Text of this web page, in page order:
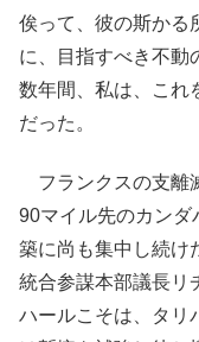
俟って、彼の斯かる
に、目指すべき不動
数年間、私は、これ
だった。
フランクスの支離
90マイル先のカンダ
築に尚も集中し続け
統合参謀本部議長リ
ハールこそは、タリ